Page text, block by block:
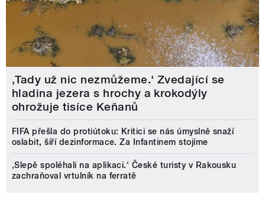
‚Tady už nic nezmůžeme.‘ Zvedající se
hladina jezera s hrochy a krokodýly
ohrožuje tisíce Keňanů
FIFA přešla do protiútoku: Kritici se nás úmyslně snaží
oslabit, šíří dezinformace. Za Infantinem stojíme
‚Slepě spoléhali na aplikaci.‘ České turisty v Rakousku
zachraňoval vrtulník na ferratě